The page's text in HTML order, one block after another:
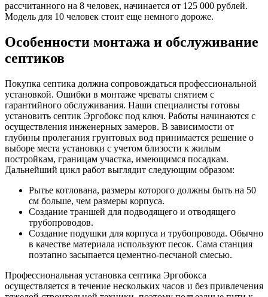
рассчитанного на 8 человек, начинается от 125 000 рублей.
Модель для 10 человек стоит еще немного дороже.
Особенности монтажа и обслуживание
септиков
Покупка септика должна сопровождаться профессиональной
установкой. Ошибки в монтаже чреваты снятием с
гарантийного обслуживания. Наши специалисты готовы
установить септик Эргобокс под ключ. Работы начинаются с
осуществления инженерных замеров. В зависимости от
глубины пролегания грунтовых вод принимается решение о
выборе места установки с учетом близости к жилым
постройкам, границам участка, имеющимся посадкам.
Дальнейший цикл работ выглядит следующим образом:
Рытье котлована, размеры которого должны быть на 50
см больше, чем размеры корпуса.
Создание траншей для подводящего и отводящего
трубопроводов.
Создание подушки для корпуса и трубопровода. Обычно
в качестве материала используют песок. Сама станция
поэтапно засыпается цементно-песчаной смесью.
Профессиональная установка септика Эргобокса
осуществляется в течение нескольких часов и без привлечения